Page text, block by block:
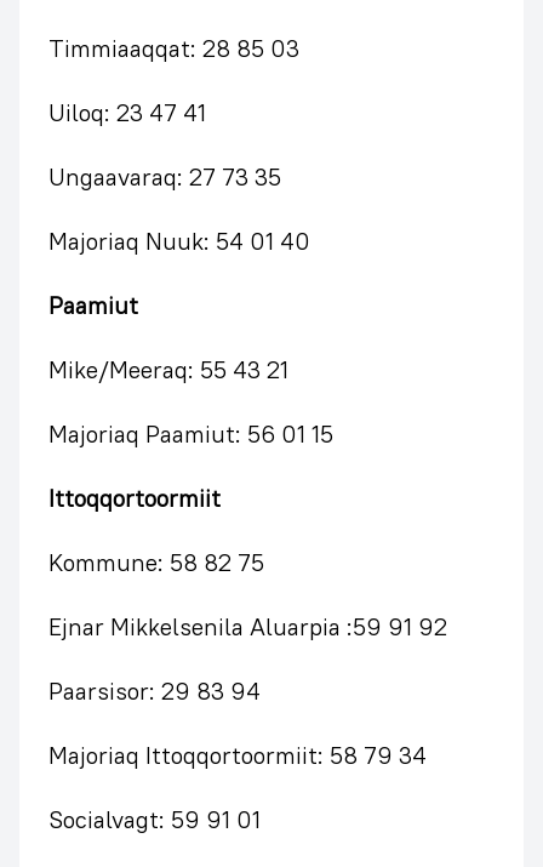
Timmiaaqqat: 28 85 03
Uiloq: 23 47 41
Ungaavaraq: 27 73 35
Majoriaq Nuuk: 54 01 40
Paamiut
Mike/Meeraq: 55 43 21
Majoriaq Paamiut: 56 01 15
Ittoqqortoormiit
Kommune: 58 82 75
Ejnar Mikkelsenila Aluarpia :59 91 92
Paarsisor: 29 83 94
Majoriaq Ittoqqortoormiit: 58 79 34
Socialvagt: 59 91 01